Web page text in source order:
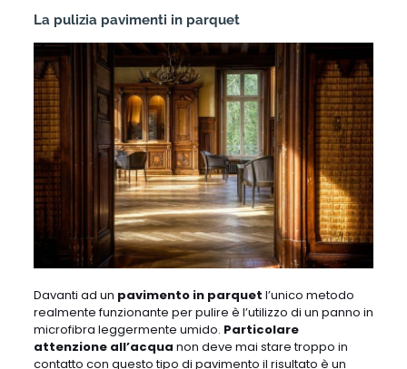
La pulizia pavimenti in parquet
Davanti ad un pavimento in parquet l’unico metodo
realmente funzionante per pulire è l’utilizzo di un panno in
microfibra leggermente umido. Particolare
attenzione all’acqua non deve mai stare troppo in
contatto con questo tipo di pavimento il risultato è un